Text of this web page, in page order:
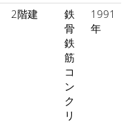
2階建
鉄
骨
鉄
筋
コ
ン
ク
リ
1991
年